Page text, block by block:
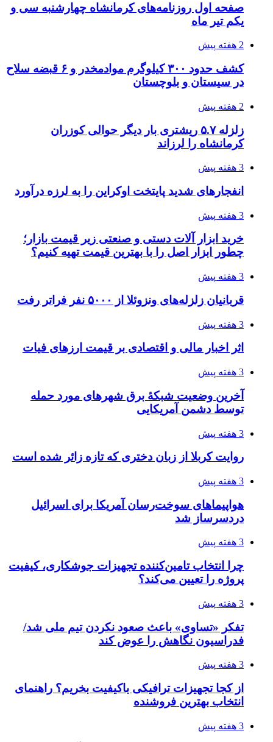
صفحه اول روزنامه‌های کرمانشاه چهارشنبه سی و
یکم تیر ماه
2 هفته پیش
کشف حدود ۳۰۰ کیلوگرم موادمخدر و ۶ قبضه سلاح
در سیستان و بلوچستان
2 هفته پیش
زلزله ۵.۷ ریشتری بار دیگر حوالی کوزران
کرمانشاه را لرزاند
3 هفته پیش
انفجارهای شدید پایتخت اوکراین را به لرزه درآورد
3 هفته پیش
خرید ابزار آلات دستی و صنعتی زیر قیمت بازار؛
چطور ابزار اصل را با بهترین قیمت تهیه کنیم؟
3 هفته پیش
قربانیان زلزله‌های ونزوئلا از ۵۰۰۰ نفر فراتر رفت
3 هفته پیش
اثر اخبار مالی و اقتصادی بر قیمت ارزهای فیات
3 هفته پیش
آخرین وضعیت شبکۀ برق شهرهای مورد حمله
توسط دشمن آمریکایی
3 هفته پیش
روایت کربلا از زبان دختری که تازه زائر شده است
3 هفته پیش
هواپیماهای سوخت‌رسان آمریکا برای اسرائیل
دردسرساز شد
3 هفته پیش
چرا انتخاب تامین‌کننده تجهیزات جوشکاری، کیفیت
پروژه را تعیین می‌کند؟
3 هفته پیش
تفکر «تساوی» باعث صعود نکردن تیم ملی شد/
فدراسیون نگاهش را عوض کند
3 هفته پیش
از کجا تجهیزات ترافیکی باکیفیت بخریم؟ راهنمای
انتخاب بهترین فروشنده
3 هفته پیش